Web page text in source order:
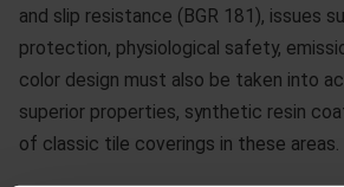
and slip resistance (BGR 181), issues
protection, physiological safety,
color design must also be taken into
superior properties, synthetic resin
of classic tile coverings in these areas.